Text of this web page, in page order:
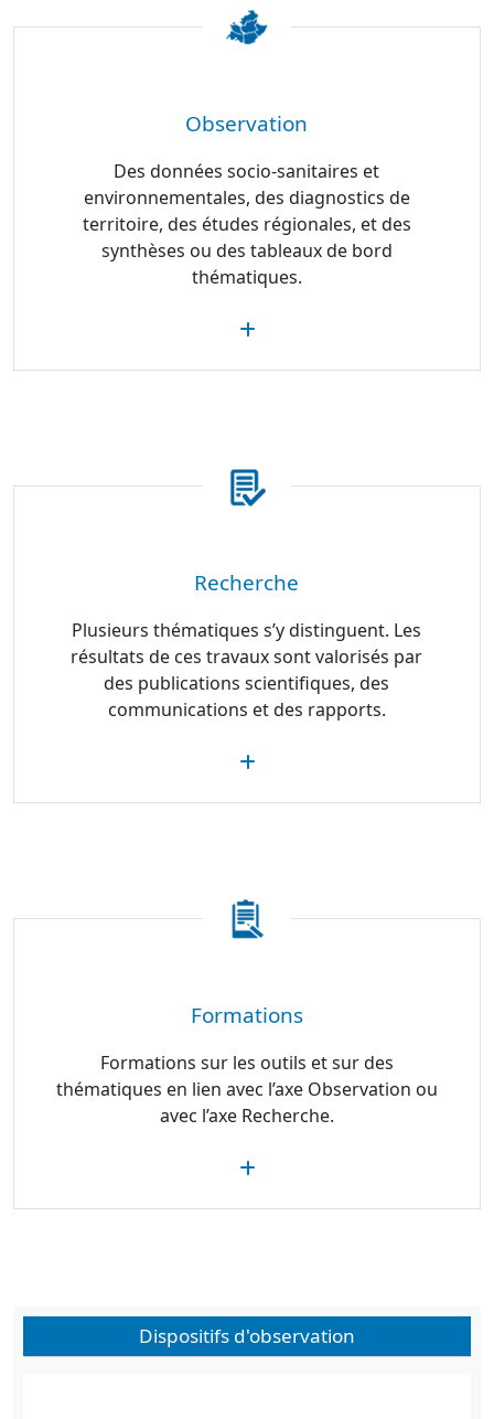
Observation
Des données socio-sanitaires et
environnementales, des diagnostics de
territoire, des études régionales, et des
synthèses ou des tableaux de bord
thématiques.
Recherche
Plusieurs thématiques s’y distinguent. Les
résultats de ces travaux sont valorisés par
des publications scientifiques, des
communications et des rapports.
Formations
Formations sur les outils et sur des
thématiques en lien avec l’axe Observation ou
avec l’axe Recherche.
Dispositifs d'observation